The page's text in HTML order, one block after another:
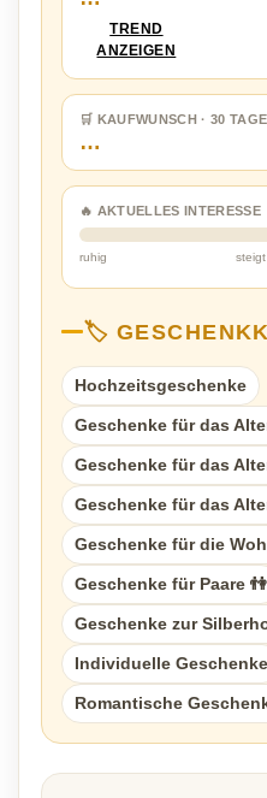
TREND
ANZEIGEN
🛒 KAUFWUNSCH · 30 TAGE
…
🔥 AKTUELLES INTERESSE
ruhig steigt
🏷️
Hochzeitsgeschenke
Geschenke für das
Geschenke für das
Geschenke für das
Geschenke für die
Geschenke für Paare 👫
Geschenke zur
Individuelle Geschenke
Romantische